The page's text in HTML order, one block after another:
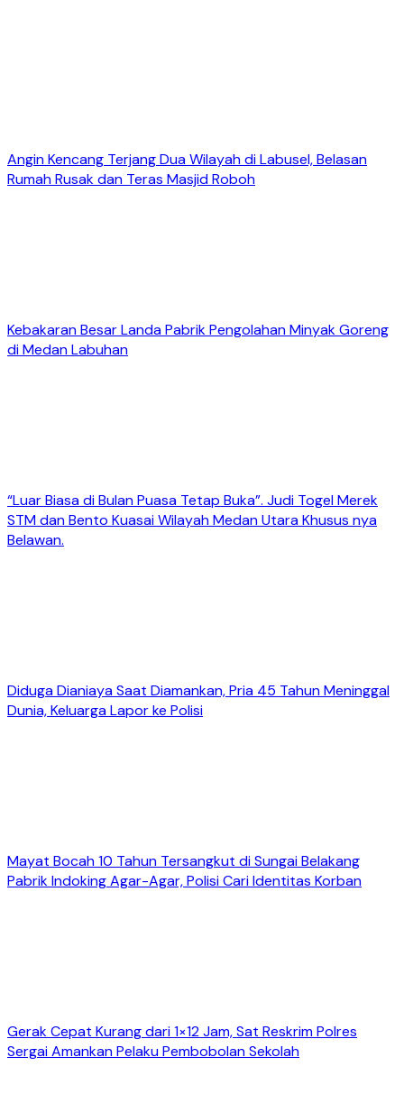
Angin Kencang Terjang Dua Wilayah di Labusel, Belasan
Rumah Rusak dan Teras Masjid Roboh
Kebakaran Besar Landa Pabrik Pengolahan Minyak Goreng
di Medan Labuhan
“Luar Biasa di Bulan Puasa Tetap Buka”. Judi Togel Merek
STM dan Bento Kuasai Wilayah Medan Utara Khusus nya
Belawan.
Diduga Dianiaya Saat Diamankan, Pria 45 Tahun Meninggal
Dunia, Keluarga Lapor ke Polisi
Mayat Bocah 10 Tahun Tersangkut di Sungai Belakang
Pabrik Indoking Agar-Agar, Polisi Cari Identitas Korban
Gerak Cepat Kurang dari 1×12 Jam, Sat Reskrim Polres
Sergai Amankan Pelaku Pembobolan Sekolah